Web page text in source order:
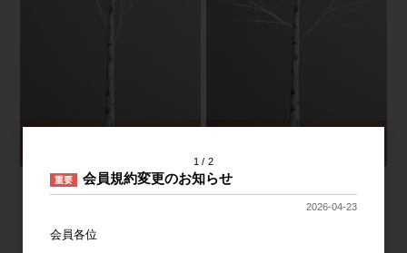
1 2
重要 会員規約変更のお知らせ
2026-04-23
会員各位